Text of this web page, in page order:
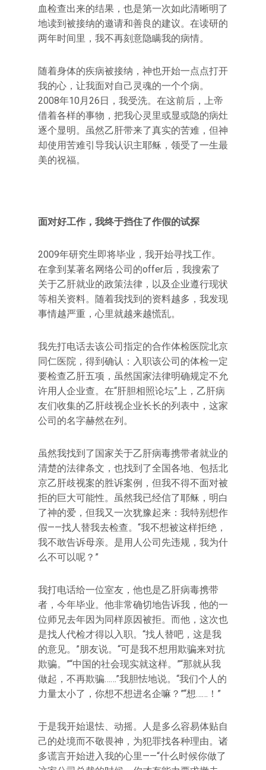
血检查出来的结果，也是第一次如此清晰明了
地读到被接纳的邀请和善良的建议。在读研的
两年时间里，我不再刻意隐瞒我的病情。
随着身体的疾病被接纳，神也开始一点点打开
我的心，让我面对自己灵魂的一个个病。
2008年10月26日，我受洗。在这前后，上帝
借着各样的事物，把我心灵里或显或隐的病灶
逐个显明。虽然乙肝带来了真实的苦难，但神
却使用苦难引导我认识主耶稣，领受了一生最
美的祝福。
面对好工作，我终于挡住了作假的试探
2009年研究生即将毕业，我开始寻找工作。
在拿到某著名网络公司的offer后，我搜索了
关于乙肝就业的政策法律，以及企业遵行现状
等相关资料。随着我找到的资料越多，我发现
事情越严重，心里就越来越慌乱。
我先打电话去该公司指定的合作体检医院北京
同仁医院，得到确认：入职该公司的体检一定
要检查乙肝五项，虽然国家法律明确规定不允
许用人企业查。在“肝胆相照论坛”上，乙肝病
友们收集的乙肝歧视企业长长的列表中，这家
公司的名字赫然在列。
虽然我找到了国家关于乙肝病毒携带者就业的
清楚的法律条文，也找到了全国各地、包括北
京乙肝歧视案的胜诉案例，但我不得不面对被
拒的巨大可能性。虽然我已经信了耶稣，明白
了神的爱，但我又一次犹豫起来：我特别想作
假——找人替我去检查。“我不想被这样拒绝，
我不敢告诉母亲。是用人公司先违规，我为什
么不可以呢？”
我打电话给一位室友，他也是乙肝病毒携带
者，今年毕业。他非常确切地告诉我，他的一
位师兄去年因为同样原因被拒。而他，这次也
是找人代检才得以入职。“找人替吧，这是我
的意见。”朋友说。“可是我不想用欺骗来对抗
欺骗。”“中国的社会现实就这样。”“那就从我
做起，不再欺骗……”我胆怯地说。“我们个人的
力量太小了，你想不想进名企嘛？”“想……！”
于是我开始退怯、动摇。人是多么容易体贴自
己的处境而不敬畏神，为犯罪找各种理由。诸
多谎言开始进入我的心里——“什么时候你做了